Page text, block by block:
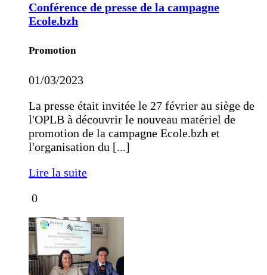
Conférence de presse de la campagne
Ecole.bzh
Promotion
01/03/2023
La presse était invitée le 27 février au siège de
l'OPLB à découvrir le nouveau matériel de
promotion de la campagne Ecole.bzh et
l'organisation du [...]
Lire la suite
0